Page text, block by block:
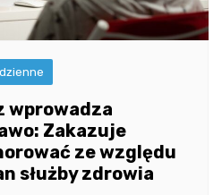
wprowadza
Zakazuje
ze względu
służby zdrowia